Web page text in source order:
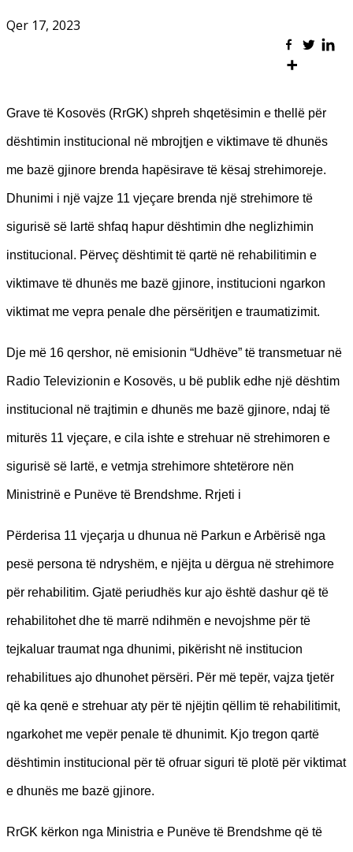
Qer 17, 2023
Grave të Kosovës (RrGK) shpreh shqetësimin e thellë për
dështimin institucional në mbrojtjen e viktimave të dhunës
me bazë gjinore brenda hapësirave të kësaj strehimoreje.
Dhunimi i një vajze 11 vjeçare brenda një strehimore të
sigurisë së lartë shfaq hapur dështimin dhe neglizhimin
institucional. Përveç dështimit të qartë në rehabilitimin e
viktimave të dhunës me bazë gjinore, institucioni ngarkon
viktimat me vepra penale dhe përsëritjen e traumatizimit.
Dje më 16 qershor, në emisionin “Udhëve” të transmetuar në
Radio Televizionin e Kosovës, u bë publik edhe një dështim
institucional në trajtimin e dhunës me bazë gjinore, ndaj të
miturës 11 vjeçare, e cila ishte e strehuar në strehimoren e
sigurisë së lartë, e vetmja strehimore shtetërore nën
Ministrinë e Punëve të Brendshme. Rrjeti i
Përderisa 11 vjeçarja u dhunua në Parkun e Arbërisë nga
pesë persona të ndryshëm, e njëjta u dërgua në strehimore
për rehabilitim. Gjatë periudhës kur ajo është dashur që të
rehabilitohet dhe të marrë ndihmën e nevojshme për të
tejkaluar traumat nga dhunimi, pikërisht në institucion
rehabilitues ajo dhunohet përsëri. Për më tepër, vajza tjetër
që ka qenë e strehuar aty për të njëjtin qëllim të rehabilitimit,
ngarkohet me vepër penale të dhunimit. Kjo tregon qartë
dështimin institucional për të ofruar siguri të plotë për viktimat
e dhunës me bazë gjinore.
RrGK kërkon nga Ministria e Punëve të Brendshme që të